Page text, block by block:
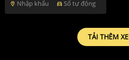
location_on Nhập khẩu directions_car Số tự động
TẢI THÊM XE